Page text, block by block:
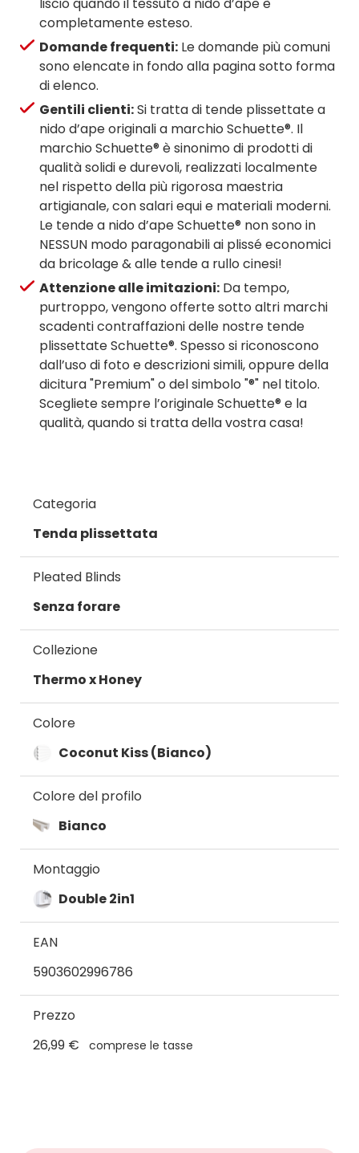
completamente esteso.
Domande frequenti: Le domande più comuni
sono elencate in fondo alla pagina sotto forma
di elenco.
Gentili clienti:Si tratta di tende plissettate a
nido d’ape originali a marchio Schuette®. Il
marchio Schuette® è sinonimo di prodotti di
qualità solidi e durevoli, realizzati localmente
nel rispetto della più rigorosa maestria
artigianale, con salari equi e materiali moderni.
Le tende a nido d’ape Schuette® non sono in
NESSUN modo paragonabili ai plissé economici
da bricolage & alle tende a rullo cinesi!
Attenzione alle imitazioni: Da tempo,
purtroppo, vengono offerte sotto altri marchi
scadenti contraffazioni delle nostre tende
plissettate Schuette®. Spesso si riconoscono
dall’uso di foto e descrizioni simili, oppure della
dicitura "Premium" o del simbolo "®" nel titolo.
Scegliete sempre l’originale Schuette® e la
qualità, quando si tratta della vostra casa!
Categoria
Tenda plissettata
Pleated Blinds
Senza forare
Collezione
Thermo x Honey
Colore
Coconut Kiss (Bianco)
Colore del profilo
Bianco
Montaggio
Double 2in1
EAN
5903602996786
Prezzo
26,99 € comprese le tasse